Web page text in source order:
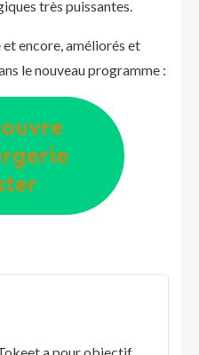
très puissantes.
encore, améliorés et
le nouveau programme :